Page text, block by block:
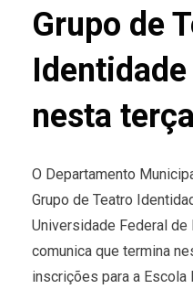
Grupo de
nesta
O Departamento
Grupo de Teatro
Universidade Federal de
comunica que termina
inscrições para a Escola